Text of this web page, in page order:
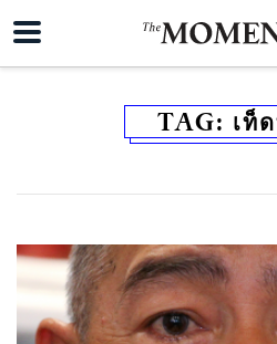
TAG: เท็